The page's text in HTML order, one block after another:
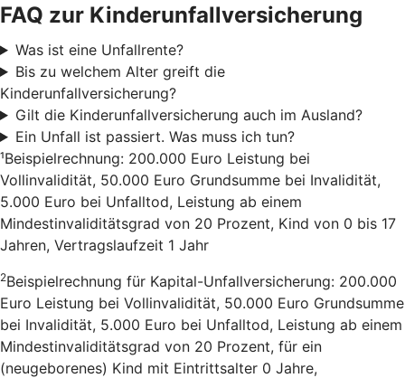
FAQ zur Kinderunfallversicherung
Was ist eine Unfallrente?
Bis zu welchem Alter greift die
Kinderunfallversicherung?
Gilt die Kinderunfallversicherung auch im Ausland?
Ein Unfall ist passiert. Was muss ich tun?
¹Beispielrechnung: 200.000 Euro Leistung bei
Vollinvalidität, 50.000 Euro Grundsumme bei Invalidität,
5.000 Euro bei Unfalltod, Leistung ab einem
Mindestinvaliditätsgrad von 20 Prozent, Kind von 0 bis 17
Jahren, Vertragslaufzeit 1 Jahr
2Beispielrechnung für Kapital-Unfallversicherung: 200.000
Euro Leistung bei Vollinvalidität, 50.000 Euro Grundsumme
bei Invalidität, 5.000 Euro bei Unfalltod, Leistung ab einem
Mindestinvaliditätsgrad von 20 Prozent, für ein
(neugeborenes) Kind mit Eintrittsalter 0 Jahre,